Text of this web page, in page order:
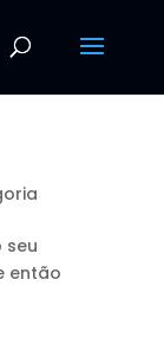
seu
então